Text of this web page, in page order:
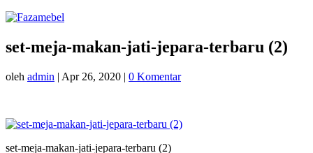
set-meja-makan-jati-jepara-terbaru (2)
oleh admin | Apr 26, 2020 | 0 Komentar
set-meja-makan-jati-jepara-terbaru (2)